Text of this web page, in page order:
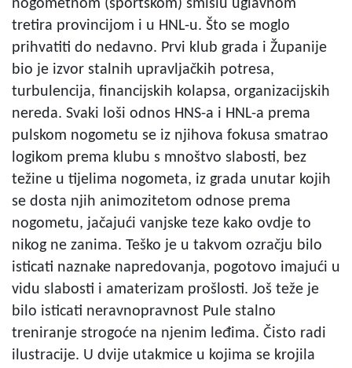
nogometnom (sportskom) smislu uglavnom
tretira provincijom i u HNL-u. Što se moglo
prihvatiti do nedavno. Prvi klub grada i Županije
bio je izvor stalnih upravljačkih potresa,
turbulencija, financijskih kolapsa, organizacijskih
nereda. Svaki loši odnos HNS-a i HNL-a prema
pulskom nogometu se iz njihova fokusa smatrao
logikom prema klubu s mnoštvo slabosti, bez
težine u tijelima nogometa, iz grada unutar kojih
se dosta njih animozitetom odnose prema
nogometu, jačajući vanjske teze kako ovdje to
nikog ne zanima. Teško je u takvom ozračju bilo
isticati naznake napredovanja, pogotovo imajući u
vidu slabosti i amaterizam prošlosti. Još teže je
bilo isticati neravnopravnost Pule stalno
treniranje strogoće na njenim leđima. Čisto radi
ilustracije. U dvije utakmice u kojima se krojila